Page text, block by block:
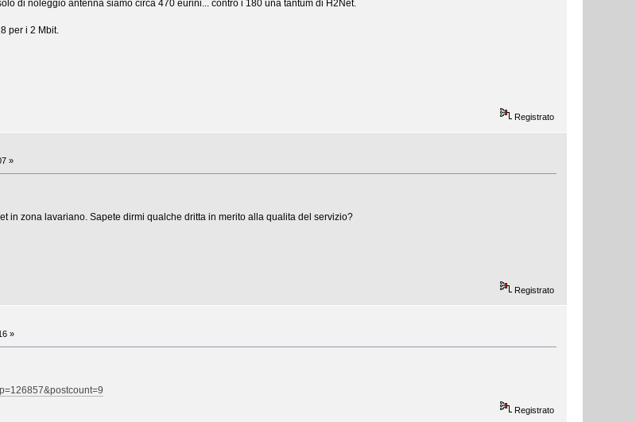
di noleggio antenna siamo circa 470 eurini... contro i 180 una tantum di H2Net.
per i 2 Mbit.
Registrato
»
in zona lavariano. Sapete dirmi qualche dritta in merito alla qualita del servizio?
Registrato
»
Registrato